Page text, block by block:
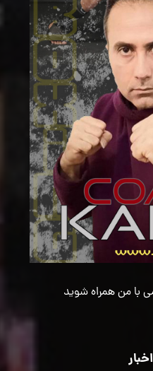
با من همراه شوید